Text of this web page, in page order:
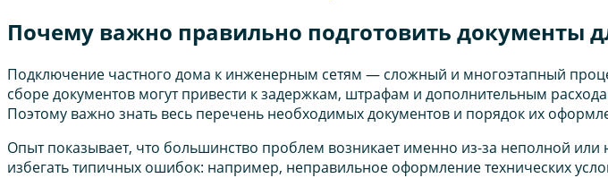
Почему важно правильно подготовить документы
Подключение частного дома к инженерным сетям — сложный и многоэтапный
сборе документов могут привести к задержкам, штрафам и дополнительным
Поэтому важно знать весь перечень необходимых документов и порядок их
Опыт показывает, что большинство проблем возникает именно из-за неполной
избегать типичных ошибок: например, неправильное оформление технических